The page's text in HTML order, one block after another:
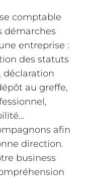
comptable
démarches
entreprise :
des statuts
déclaration
au greffe,
afin
direction.
business